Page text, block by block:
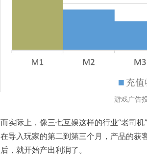
游戏广告
而实际上，像三七互娱这样的行业“老司
在导入玩家的第二到第三个月，产品的获
后，就开始产出利润了。